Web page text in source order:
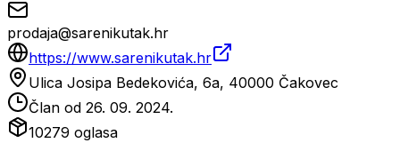
prodaja@sarenikutak.hr
https://www.sarenikutak.hr
Ulica Josipa Bedekovića, 6a, 40000 Čakovec
Član od 26. 09. 2024.
10279 oglasa